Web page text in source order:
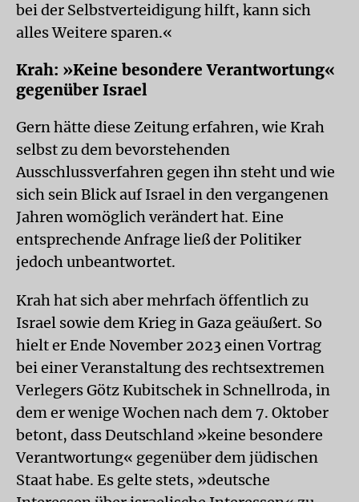
bei der Selbstverteidigung hilft, kann sich
alles Weitere sparen.«
Krah: »Keine besondere Verantwortung«
gegenüber Israel
Gern hätte diese Zeitung erfahren, wie Krah
selbst zu dem bevorstehenden
Ausschlussverfahren gegen ihn steht und wie
sich sein Blick auf Israel in den vergangenen
Jahren womöglich verändert hat. Eine
entsprechende Anfrage ließ der Politiker
jedoch unbeantwortet.
Krah hat sich aber mehrfach öffentlich zu
Israel sowie dem Krieg in Gaza geäußert. So
hielt er Ende November 2023 einen Vortrag
bei einer Veranstaltung des rechtsextremen
Verlegers Götz Kubitschek in Schnellroda, in
dem er wenige Wochen nach dem 7. Oktober
betont, dass Deutschland »keine besondere
Verantwortung« gegenüber dem jüdischen
Staat habe. Es gelte stets, »deutsche